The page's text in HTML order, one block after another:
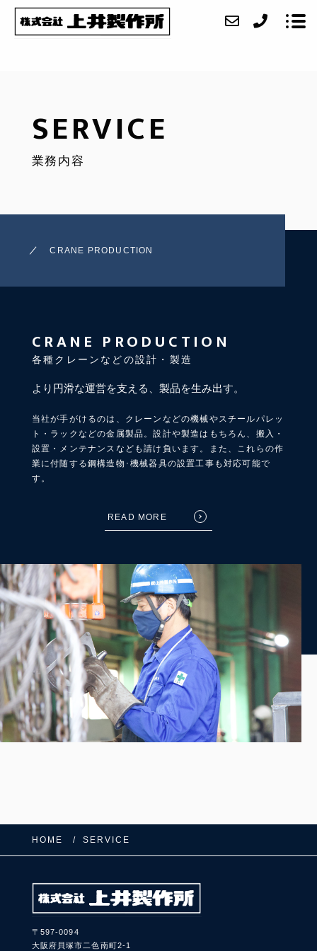
CONTACT
SERVICE
業務内容
CRANE PRODUCTION
CRANE PRODUCTION
各種クレーンなどの設計・製造
より円滑な運営を支える、製品を生み出す。
当社が手がけるのは、クレーンなどの機械やスチールパレッ
ト・ラックなどの金属製品。設計や製造はもちろん、搬入・
設置・メンテナンスなども請け負います。また、これらの作
業に付随する鋼構造物･機械器具の設置工事も対応可能で
す。
READ MORE
HOME SERVICE
〒597-0094
大阪府貝塚市二色南町2-1